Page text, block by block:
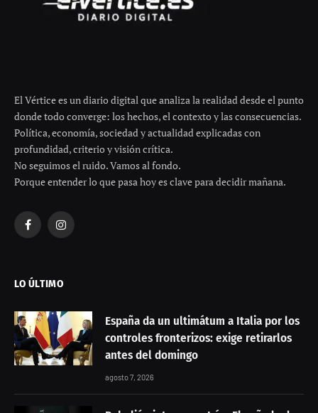
El Vértice es un diario digital que analiza la realidad desde el punto
donde todo converge: los hechos, el contexto y las consecuencias.
Política, economía, sociedad y actualidad explicadas con
profundidad, criterio y visión crítica.
No seguimos el ruido. Vamos al fondo.
Porque entender lo que pasa hoy es clave para decidir mañana.
FacebookInstagram
LO ÚLTIMO
España da un ultimátum a Italia por los
controles fronterizos: exige retirarlos
antes del domingo
agosto 7, 2026